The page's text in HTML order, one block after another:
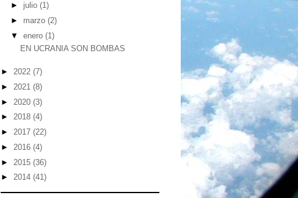
► julio (1)
► marzo (2)
▼ enero (1)
EN UCRANIA SON BOMBAS
► 2022 (7)
► 2021 (8)
► 2020 (3)
► 2018 (4)
► 2017 (22)
► 2016 (4)
► 2015 (36)
► 2014 (41)